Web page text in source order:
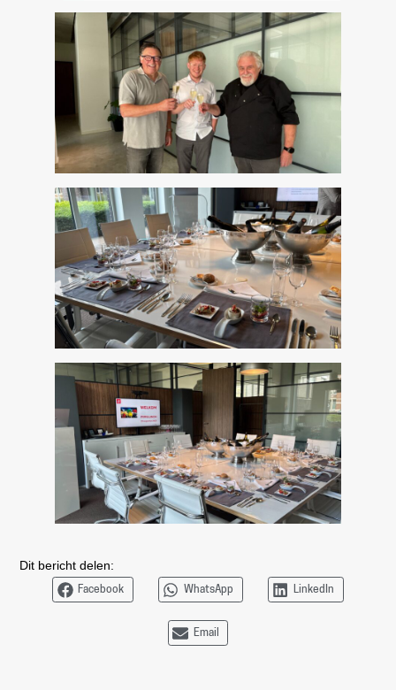
Dit bericht delen:
Facebook WhatsApp LinkedIn
Email